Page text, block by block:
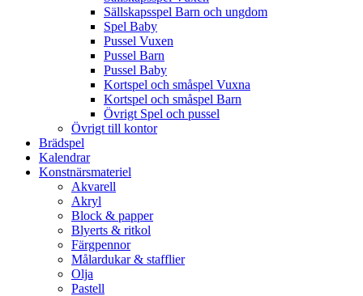
Sällskapsspel Barn och ungdom
Spel Baby
Pussel Vuxen
Pussel Barn
Pussel Baby
Kortspel och småspel Vuxna
Kortspel och småspel Barn
Övrigt Spel och pussel
Övrigt till kontor
Brädspel
Kalendrar
Konstnärsmateriel
Akvarell
Akryl
Block & papper
Blyerts & ritkol
Färgpennor
Målardukar & stafflier
Olja
Pastell